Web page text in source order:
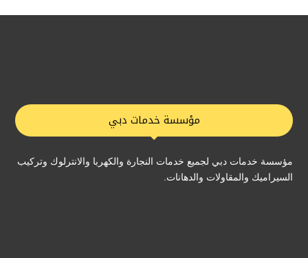
مؤسسة خدمات دبي
مؤسسة خدمات دبي لجميع خدمات النجارة والكهربا والانترلوك وتركيب
السيراميك والمقاولات والدهانات.